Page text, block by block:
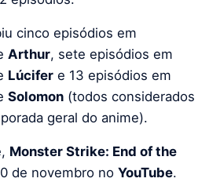
cinco episódios em
Arthur, sete episódios em
Lúcifer e 13 episódios em
Solomon (todos considerados
geral do anime).
Monster Strike: End of the
de novembro no YouTube.